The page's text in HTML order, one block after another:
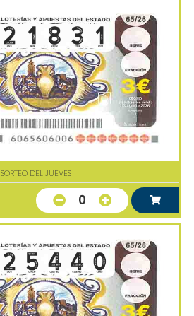
SORTEO DEL JUEVES
0